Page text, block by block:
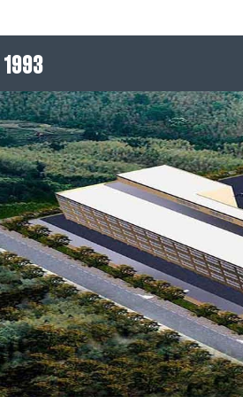
1993